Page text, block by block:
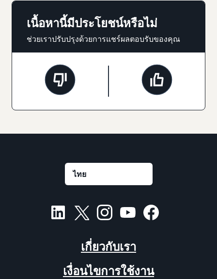
เนื้อหานี้มีประโยชน์หรือไม่
ช่วยเราปรับปรุงด้วยการแชร์ผลตอบรับของคุณ
เกี่ยวกับเรา
เงื่อนไขการใช้งาน